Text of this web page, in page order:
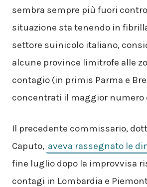
sembra sempre più fuori
situazione sta tenendo in
settore suinicolo italiano,
alcune province limitrofe alle
contagio (in primis Parma e
concentrati il maggior numero
Il precedente commissario,
Caputo, aveva rassegnato le
fine luglio dopo la improvvisa
contagi in Lombardia e